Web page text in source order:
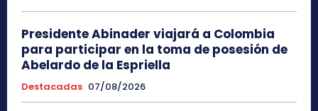
Presidente Abinader viajará a Colombia
para participar en la toma de posesión de
Abelardo de la Espriella
Destacadas 07/08/2026